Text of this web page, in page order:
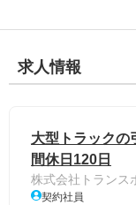
求人情報
大型トラックの
間休日120日
株式会社トランス
契約社員